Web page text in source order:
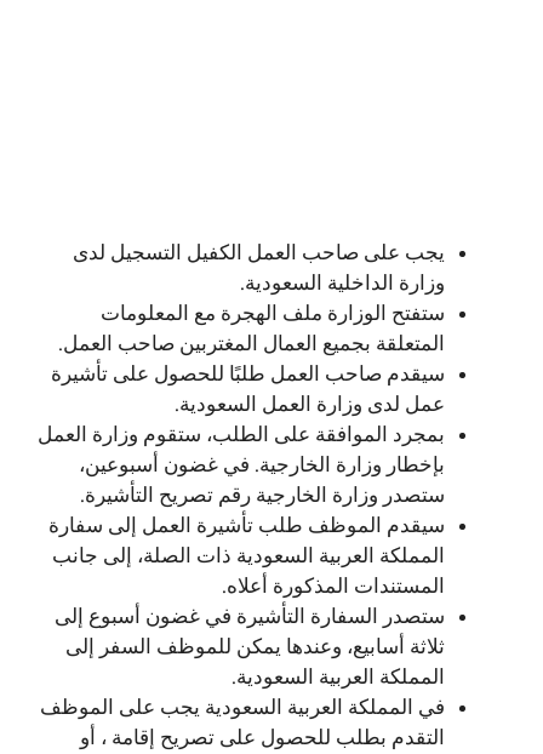
يجب على صاحب العمل الكفيل التسجيل لدى
وزارة الداخلية السعودية.
ستفتح الوزارة ملف الهجرة مع المعلومات
المتعلقة بجميع العمال المغتربين صاحب العمل.
سيقدم صاحب العمل طلبًا للحصول على تأشيرة
عمل لدى وزارة العمل السعودية.
بمجرد الموافقة على الطلب، ستقوم وزارة العمل
بإخطار وزارة الخارجية. في غضون أسبوعين،
ستصدر وزارة الخارجية رقم تصريح التأشيرة.
سيقدم الموظف طلب تأشيرة العمل إلى سفارة
المملكة العربية السعودية ذات الصلة، إلى جانب
المستندات المذكورة أعلاه.
ستصدر السفارة التأشيرة في غضون أسبوع إلى
ثلاثة أسابيع، وعندها يمكن للموظف السفر إلى
المملكة العربية السعودية.
في المملكة العربية السعودية يجب على الموظف
التقدم بطلب للحصول على تصريح إقامة ، أو